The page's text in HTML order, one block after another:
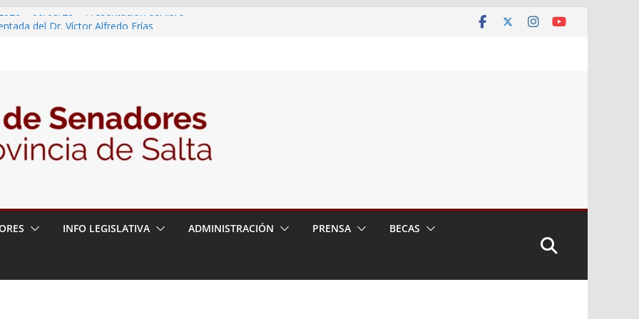
– 06/08/26 – Presentación del libro
del Dr. Víctor Alfredo Frías
– 6 de agosto
– 06/08/26 – Primera Edición de
Secundaria, Puente de Unión
INFO LEGISLATIVA ADMINISTRACIÓN PRENSA BECAS